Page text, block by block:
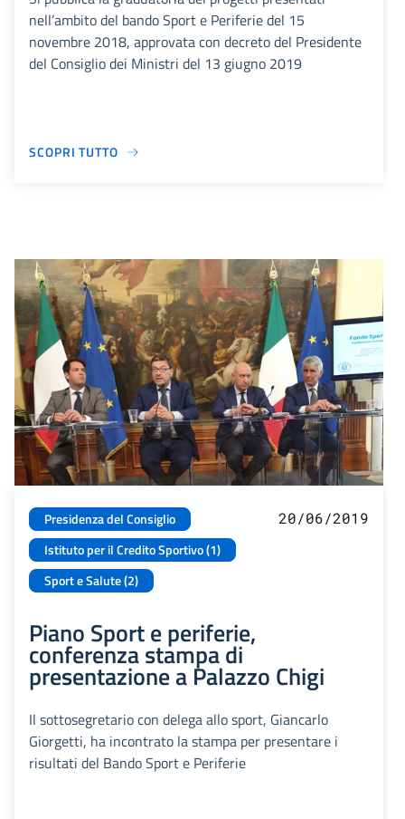
nell’ambito del bando Sport e Periferie del 15
novembre 2018, approvata con decreto del Presidente
del Consiglio dei Ministri del 13 giugno 2019
SCOPRI TUTTO
Presidenza del Consiglio
Istituto per il Credito Sportivo (1)
Sport e Salute (2)
20/06/2019
Piano Sport e periferie,
conferenza stampa di
presentazione a Palazzo Chigi
Il sottosegretario con delega allo sport, Giancarlo
Giorgetti, ha incontrato la stampa per presentare i
risultati del Bando Sport e Periferie